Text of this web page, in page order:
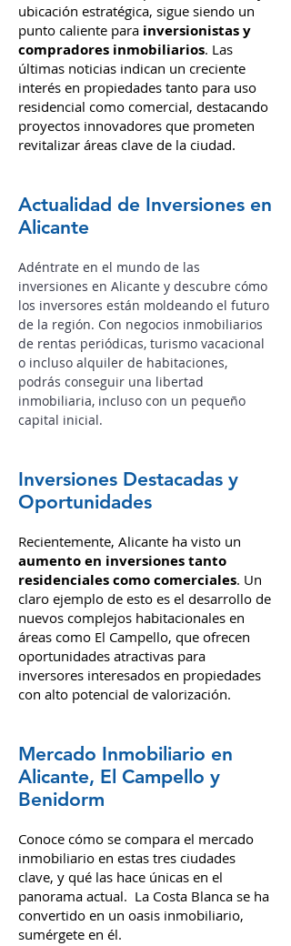
Alicante
Alicante, conocida por su clima ideal y
ubicación estratégica, sigue siendo un
punto caliente parainversionistas y
compradores inmobiliarios. Las
últimas noticias indican un creciente
interés en propiedades tanto para uso
revitalizar áreas clave de la ciudad.
Actualidad de Inversiones en
Alicante
Adéntrate en el mundo de las
inversiones en Alicante y descubre cómo
los inversores están moldeando el futuro
de la región.Con negocios inmobiliarios
de rentas periódicas, turismo vacacional
o incluso alquiler de habitaciones,
capital inicial.
Inversiones Destacadas y
Oportunidades
Recientemente, Alicante ha visto un
aumento en inversiones tanto
residenciales como comerciales. Un
claro ejemplo de esto es el desarrollo de
nuevos complejos habitacionales en
áreas como El Campello, que ofrecen
con alto potencial de valorización.
Mercado Inmobiliario en
Alicante, El Campello y
Benidorm
Conoce cómo se compara el mercado
inmobiliario en estas tres ciudades
clave, y qué las hace únicas en el